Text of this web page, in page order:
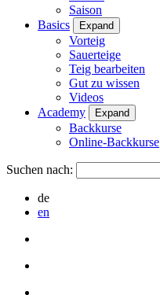
Saison
Basics
Expand
Vorteig
Sauerteige
Teig bearbeiten
Gut zu wissen
Videos
Academy
Expand
Backkurse
Online-Backkurse
Suchen nach:
de
en